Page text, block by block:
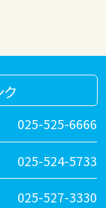
025-525-6666
025-524-5733
025-527-3330